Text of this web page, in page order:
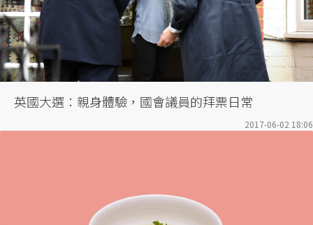
英國大選：親身體驗，國會議員的拜票日常
2017-06-02 18:06